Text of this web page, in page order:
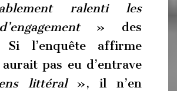
ralenti les
» des
Si l’enquête affirme
aurait pas eu d’entrave
littéral», il n’en